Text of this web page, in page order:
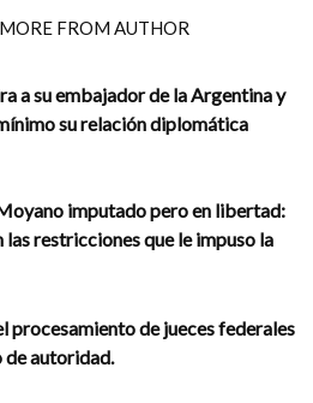
MORE FROM AUTHOR
a su embajador de la Argentina y
su relación diplomática
imputado pero en libertad:
las restricciones que le impuso la
procesamiento de jueces federales
de autoridad.